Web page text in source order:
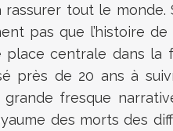
tout le
pas que l’histoire
centrale dans
près de 20 ans à
fresque
des morts des